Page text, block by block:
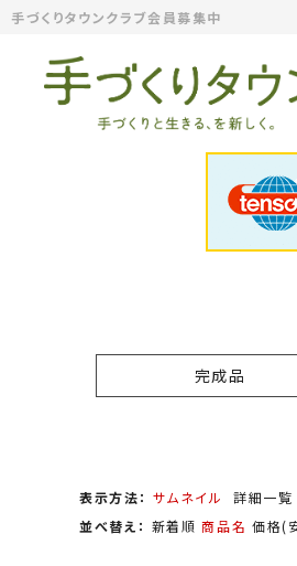
手づくりタウンクラブ会員募集中
完成品
表示方法： サムネイル
詳細一覧
並べ替え： 新着順 商品名 価格(